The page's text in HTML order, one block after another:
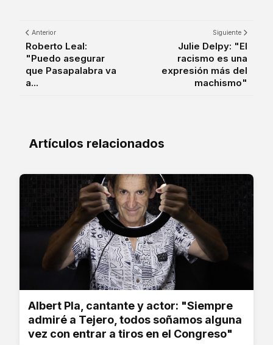
Anterior
Roberto Leal:
"Puedo asegurar
que Pasapalabra va
a...
Siguiente
Julie Delpy: "El
racismo es una
expresión más del
machismo"
Artículos relacionados
Albert Pla, cantante y actor: "Siempre
admiré a Tejero, todos soñamos alguna
vez con entrar a tiros en el Congreso"